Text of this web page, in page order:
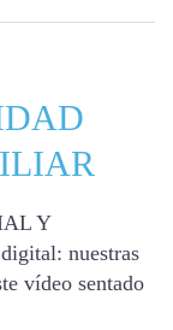
Y
nuestras
vídeo sentado